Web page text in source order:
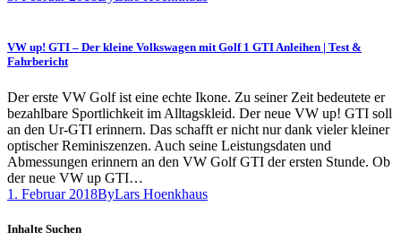
VW up! GTI – Der kleine Volkswagen mit Golf 1 GTI Anleihen | Test &
Fahrbericht
Der erste VW Golf ist eine echte Ikone. Zu seiner Zeit bedeutete er
bezahlbare Sportlichkeit im Alltagskleid. Der neue VW up! GTI soll
an den Ur-GTI erinnern. Das schafft er nicht nur dank vieler kleiner
optischer Reminiszenzen. Auch seine Leistungsdaten und
Abmessungen erinnern an den VW Golf GTI der ersten Stunde. Ob
der neue VW up GTI…
1. Februar 2018ByLars Hoenkhaus
Inhalte Suchen